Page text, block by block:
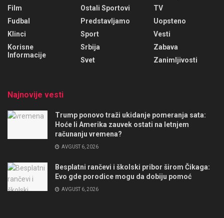
Film
Fudbal
Klinci
Korisne
Informacije
Ostali Sportovi
Predstavljamo
Sport
Srbija
Svet
TV
Uopsteno
Vesti
Zabava
Zanimljivosti
Najnovije vesti
Trump ponovo traži ukidanje pomeranja sata:
Hoće li Amerika zauvek ostati na letnjem
računanju vremena?
AVGUST 6, 2026
Besplatni rančevi i školski pribor širom Čikaga:
Evo gde porodice mogu da dobiju pomoć
AVGUST 6, 2026